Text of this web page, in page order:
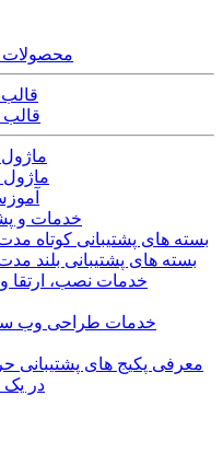
محصولات
قالب
ماژول
خدمات و
بسته های پشتیبانی کوتاه
بسته های پشتیبانی بلند
خدمات نصب، ارتقا
خدمات طراحی وب
معرفی پکیج های پشتیبانی
در یک